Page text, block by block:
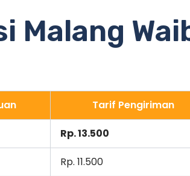
Malang
Tarif Pengiriman
Rp. 13.500
Rp. 11.500